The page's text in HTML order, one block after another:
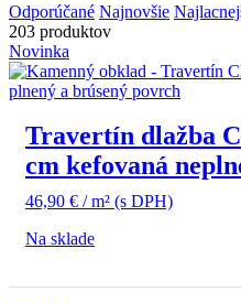
Odporúčané Najnovšie
203 produktov
Novinka
Travertín dlažba
cm kefovaná
46,90 € / m² (s DPH)
Na sklade